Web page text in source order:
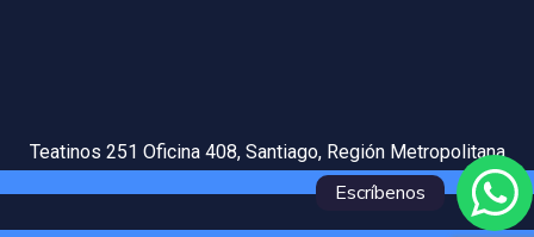
Teatinos 251 Oficina 408, Santiago, Región Metropolitana
Escríbenos